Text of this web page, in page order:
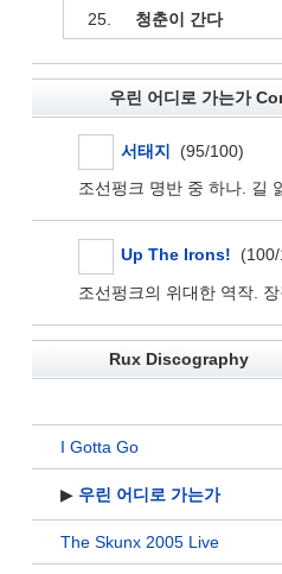
25. 청춘이 간다
우린 어디로 가는가
서태지 (95/100)
조선펑크 명반 중 하나. 길
Up The Irons!
조선펑크의 위대한 역작.
Rux Discography
I Gotta Go
▶ 우린 어디로 가는가
The Skunx 2005 Live